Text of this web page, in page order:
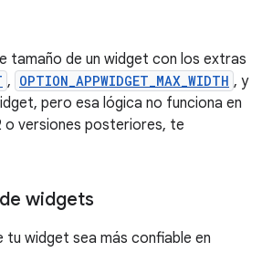
tamaño de un widget con los extras
, OPTION_APPWIDGET_MAX_WIDTH , y
pero esa lógica no funciona en
o versiones posteriores, te
widgets
tu widget sea más confiable en